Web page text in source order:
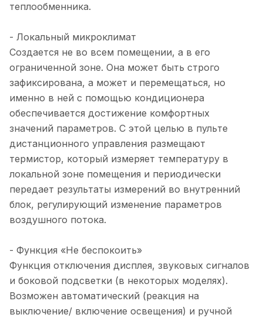
теплообменника.
- Локальный микроклимат
Создается не во всем помещении, а в его
ограниченной зоне. Она может быть строго
зафиксирована, а может и перемещаться, но
именно в ней с помощью кондиционера
обеспечивается достижение комфортных
значений параметров. С этой целью в пульте
дистанционного управления размещают
термистор, который измеряет температуру в
локальной зоне помещения и периодически
передает результаты измерений во внутренний
блок, регулирующий изменение параметров
воздушного потока.
- Функция «Не беспокоить»
Функция отключения дисплея, звуковых сигналов
и боковой подсветки (в некоторых моделях).
Возможен автоматический (реакция на
выключение/ включение освещения) и ручной